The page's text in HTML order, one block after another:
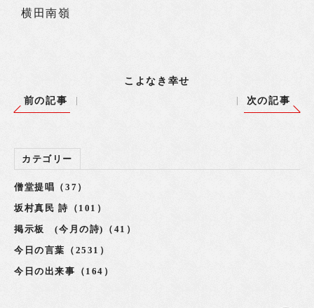
横田南嶺
こよなき幸せ
前の記事
次の記事
カテゴリー
僧堂提唱（37）
坂村真民 詩（101）
掲示板 (今月の詩)（41）
今日の言葉（2531）
今日の出来事（164）